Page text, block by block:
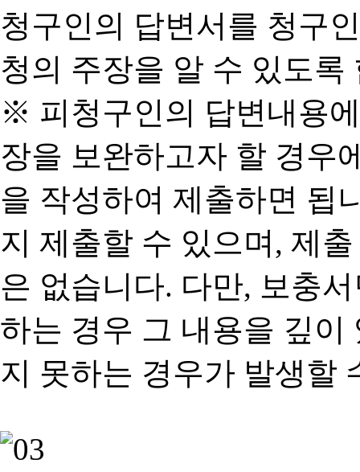
청구인의 답변서를 청구
청의 주장을 알 수 있도록
※ 피청구인의 답변내용
장을 보완하고자 할 경우
을 작성하여 제출하면 됩
지 제출할 수 있으며, 제
은 없습니다. 다만, 보충
하는 경우 그 내용을 깊이
지 못하는 경우가 발생할